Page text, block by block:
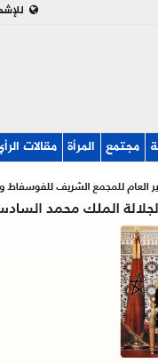
مجتمع المرأة مقالات